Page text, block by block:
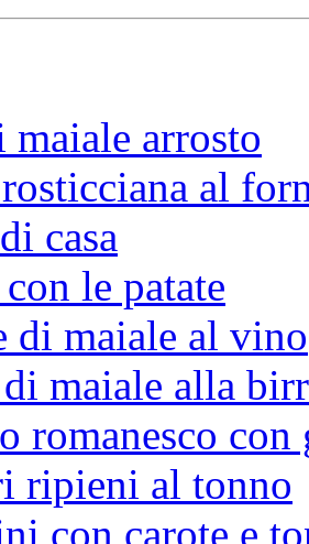
maiale arrosto
al
casa
le patate
di maiale al vino
maiale alla
romanesco con
ripieni al tonno
con carote e